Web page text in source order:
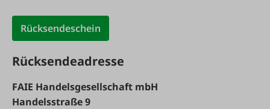
Rücksendeschein
Rücksendeadresse
FAIE Handelsgesellschaft mbH
Handelsstraße 9